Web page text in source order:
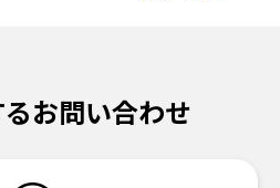
お問い合わせ